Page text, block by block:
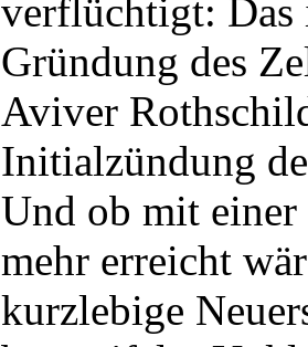
verflüchtigt: Das
Gründung des
Aviver
Initialzündung
Und ob mit
mehr erreicht
kurzlebige